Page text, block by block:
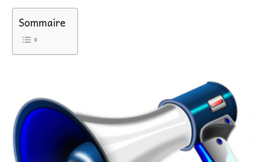
Sommaire